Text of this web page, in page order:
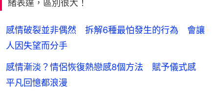
緒表達，區別很大！
感情破裂並非偶然 拆解6種最怕發生的行為 會讓
人因失望而分手
感情漸淡？情侶恢復熱戀感8個方法 賦予儀式感
平凡回憶都浪漫